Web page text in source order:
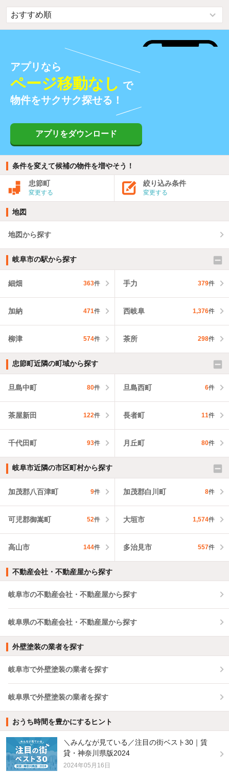
アプリなら
ページ移動なし で
物件をサクサク探せる！
アプリをダウンロード
条件を変えて候補の物件を増やそう！
忠節町
変更する
絞り込み条件
変更する
地図
地図から探す
岐阜市の駅から探す
細畑 363件 手力 379件
加納 471件 西岐阜 1,376件
柳津 574件 茶所 298件
忠節町近隣の町域から探す
旦島中町 80件 旦島西町 6件
茶屋新田 122件 長者町 11件
千代田町 93件 月丘町 80件
岐阜市近隣の市区町村から探す
加茂郡八百津町 9件 加茂郡白川町 8件
可児郡御嵩町 52件 大垣市 1,574件
高山市 144件 多治見市 557件
不動産会社・不動産屋から探す
岐阜市の不動産会社・不動産屋から探す
岐阜県の不動産会社・不動産屋から探す
外壁塗装の業者を探す
岐阜市で外壁塗装の業者を探す
岐阜県で外壁塗装の業者を探す
おうち時間を豊かにするヒント
＼みんなが見ている／注目の街ベスト30｜賃
貸・神奈川県版2024
2024年05月16日